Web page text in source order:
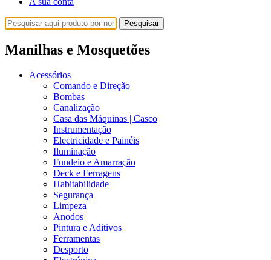
Pesquisar
Manilhas e Mosquetões
Acessórios
Comando e Direção
Bombas
Canalização
Casa das Máquinas | Casco
Instrumentação
Electricidade e Painéis
Iluminação
Fundeio e Amarração
Deck e Ferragens
Habitabilidade
Segurança
Limpeza
Anodos
Pintura e Aditivos
Ferramentas
Desporto